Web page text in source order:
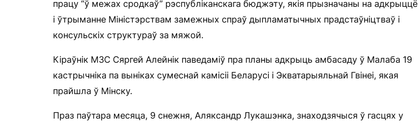
працу “ў межах сродкаў” рэспубліканскага бюджэту, якія прызначаны на адкрыццё
і ўтрыманне Міністэрствам замежных спраў дыпламатычных прадстаўніцтваў і
консульскіх структураў за мяжой.
Кіраўнік МЗС Сяргей Алейнік паведаміў пра планы адкрыць амбасаду ў Малаба 19
кастрычніка па выніках сумеснай камісіі Беларусі і Экватарыяльнай Гвінеі, якая
прайшла ў Мінску.
Праз паўтара месяца, 9 снежня, Аляксандр Лукашэнка, знаходзячыся ў гасцях у